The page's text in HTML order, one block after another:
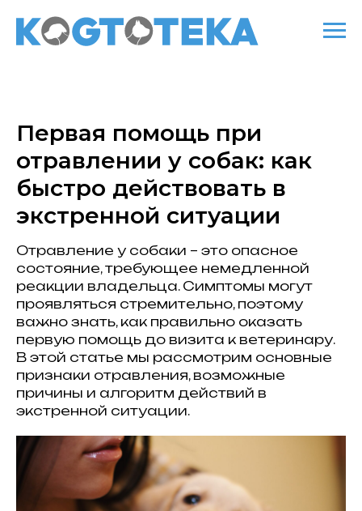
Первая помощь при
отравлении у собак: как
быстро действовать в
экстренной ситуации
Отравление у собаки – это опасное
состояние, требующее немедленной
реакции владельца. Симптомы могут
проявляться стремительно, поэтому
важно знать, как правильно оказать
первую помощь до визита к ветеринару.
В этой статье мы рассмотрим основные
признаки отравления, возможные
причины и алгоритм действий в
экстренной ситуации.